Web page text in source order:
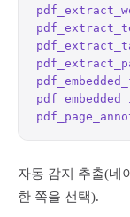
자동 감지 추출(네
한 쪽을 선택).